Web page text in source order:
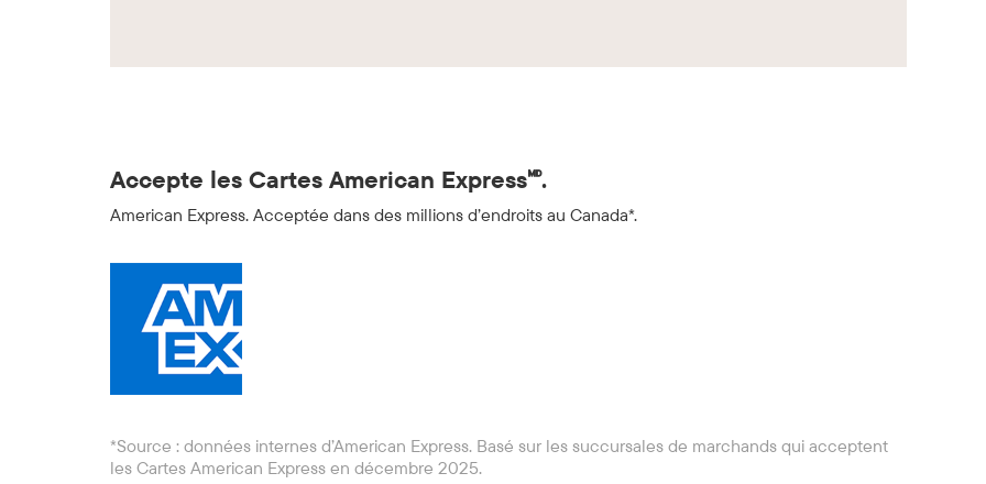
Accepte les Cartes American Express🅫.
American Express. Acceptée dans des millions d’endroits au Canada*.
*Source : données internes d’American Express. Basé sur les succursales de marchands qui acceptent
les Cartes American Express en décembre 2025.